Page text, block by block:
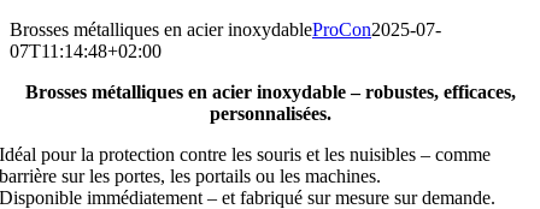
Brosses métalliques en acier inoxydableProCon2025-07-
07T11:14:48+02:00
Brosses métalliques en acier inoxydable – robustes, efficaces,
personnalisées.
Idéal pour la protection contre les souris et les nuisibles – comme
barrière sur les portes, les portails ou les machines.
Disponible immédiatement – et fabriqué sur mesure sur demande.